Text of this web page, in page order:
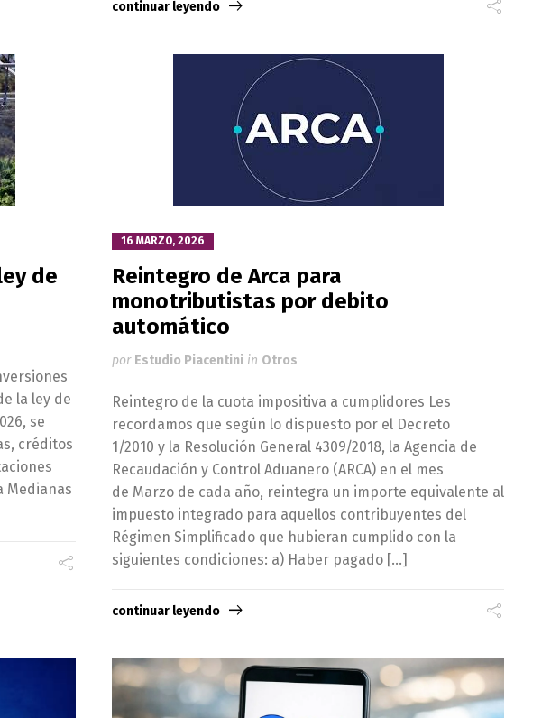
continuar leyendo
de
la ley de
se
créditos
Medianas
16 MARZO, 2026
Reintegro de Arca para
monotributistas por debito
automático
por Estudio Piacentini in Otros
Reintegro de la cuota impositiva a cumplidores Les
recordamos que según lo dispuesto por el Decreto
1/2010 y la Resolución General 4309/2018, la Agencia de
Recaudación y Control Aduanero (ARCA) en el mes
de Marzo de cada año, reintegra un importe equivalente al
impuesto integrado para aquellos contribuyentes del
Régimen Simplificado que hubieran cumplido con la
siguientes condiciones: a) Haber pagado […]
continuar leyendo